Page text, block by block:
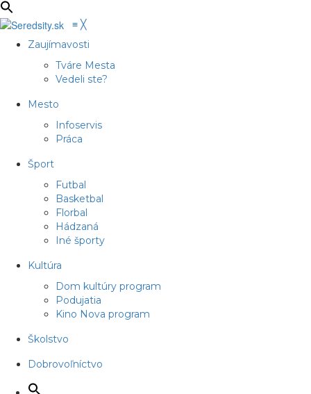
≡ ╳
Zaujímavosti
Tváre Mesta
Vedeli ste?
Mesto
Infoservis
Práca
Šport
Futbal
Basketbal
Florbal
Hádzaná
Iné športy
Kultúra
Dom kultúry program
Podujatia
Kino Nova program
Školstvo
Dobrovoľníctvo